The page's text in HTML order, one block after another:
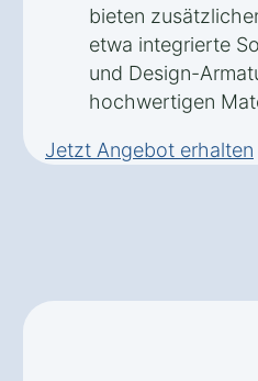
bieten
etwa integrierte
und Design-
hochwertigen
Jetzt Angebot erhalten